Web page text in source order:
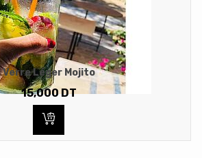
Verre Léger Mojito
15,000DT